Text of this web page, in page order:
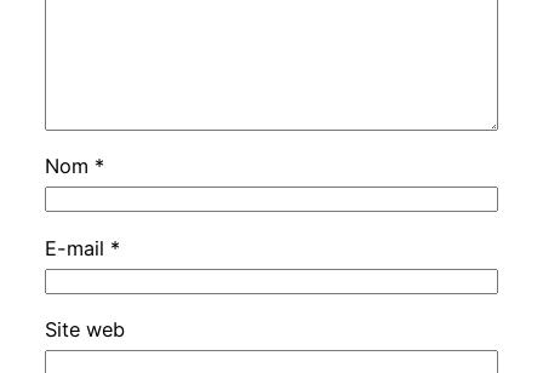
Nom *
E-mail *
Site web